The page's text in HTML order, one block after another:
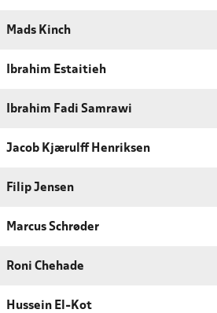
Mads Kinch
Ibrahim Estaitieh
Ibrahim Fadi Samrawi
Jacob Kjærulff Henriksen
Filip Jensen
Marcus Schrøder
Roni Chehade
Hussein El-Kot